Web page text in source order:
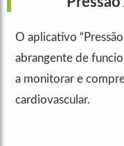
O aplicativo
abrangente de
a monitorar e
cardiovascular.